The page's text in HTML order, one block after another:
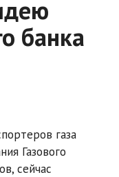
банка
газа
Газового
сейчас